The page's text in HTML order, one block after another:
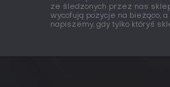
ze śledzonych przez nas
wycofują pozycje na bieżąco,
napiszemy, gdy tylko któryś